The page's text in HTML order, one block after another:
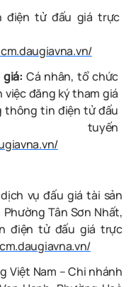
điện tử đấu giá trực
Cá nhân, tổ chức
đăng ký tham giá
thông tin điện tử đấu
vụ đấu giá tài sản
Tân Sơn Nhất,
điện tử đấu giá trực
Việt Nam – Chi nhánh